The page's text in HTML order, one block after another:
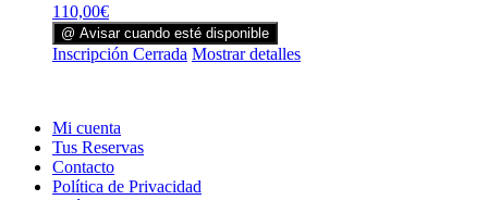
110,00€
@ Avisar cuando esté disponible
Inscripción Cerrada Mostrar detalles
Mi cuenta
Tus Reservas
Contacto
Política de Privacidad